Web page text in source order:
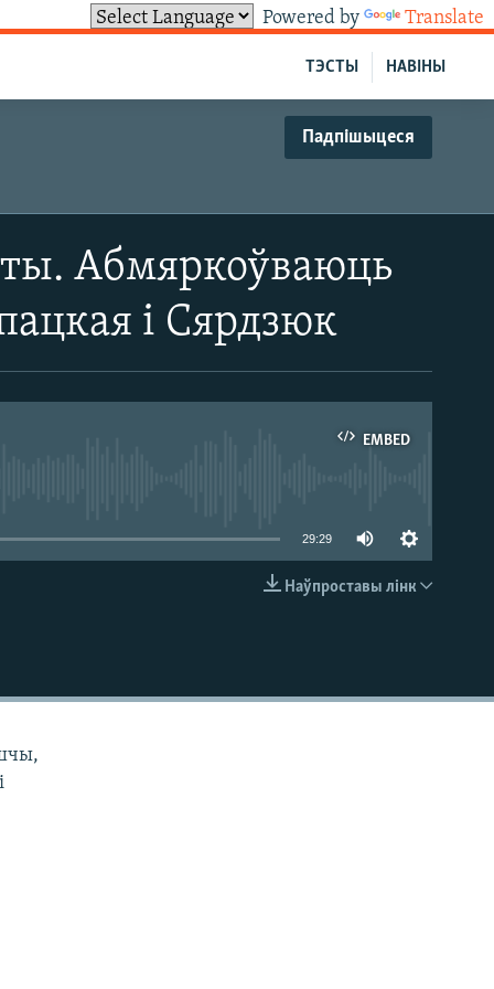
Powered by Translate
НАВІНЫ
ТЭСТЫ
Падпішыцеся
Абмяркоўваюць
і Сярдзюк
EMBED
29:29
Наўпроставы лінк